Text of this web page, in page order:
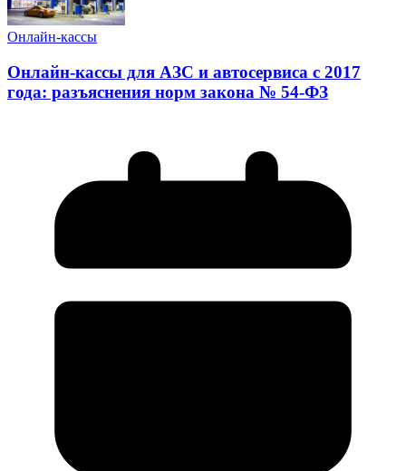
Онлайн-кассы
Онлайн-кассы для АЗС и автосервиса с 2017
года: разъяснения норм закона № 54-ФЗ